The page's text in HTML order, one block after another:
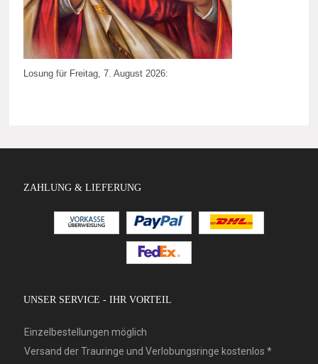
Losung für Freitag, 7. August 2026:
ZAHLUNG & LIEFERUNG
UNSER SERVICE - IHR VORTEIL
Einzelbestellungen möglich
Versand der Trauringe und Verlobungsringe kostenlos *